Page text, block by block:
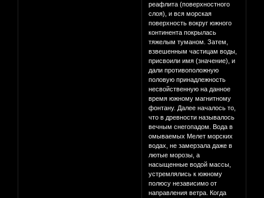
реафлита (поверхностного
слоя), и вся морская
поверхность вокруг южного
континента покрылась
тяжелым туманом. Затем,
взвешенным частицам воды,
присвоили имя (значение), и
дали противоположную
половую принадлежность
несвойственную на данное
время южному магнитному
фонтану. Далее началось то,
что в древности называлось
вечным снегопадом. Вода в
омываемых Мелет морских
водах, не замерзала даже в
лютые морозы, а
насыщенные водой массы,
устремлялись к южному
полюсу независимо от
направления ветра. Когда